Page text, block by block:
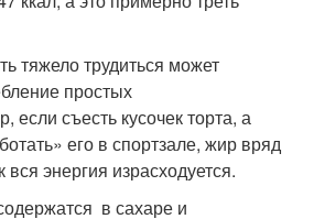
тяжело трудиться может
простых
если съесть кусочек торта, а
его в спортзале, жир вряд
вся энергия израсходуется.
в сахаре и